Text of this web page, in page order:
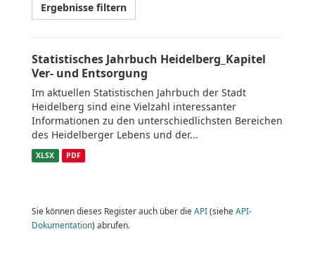
Ergebnisse filtern
Statistisches Jahrbuch Heidelberg_Kapitel
Ver- und Entsorgung
Im aktuellen Statistischen Jahrbuch der Stadt
Heidelberg sind eine Vielzahl interessanter
Informationen zu den unterschiedlichsten Bereichen
des Heidelberger Lebens und der...
XLSX PDF
Sie können dieses Register auch über die API(siehe API-
Dokumentation) abrufen.